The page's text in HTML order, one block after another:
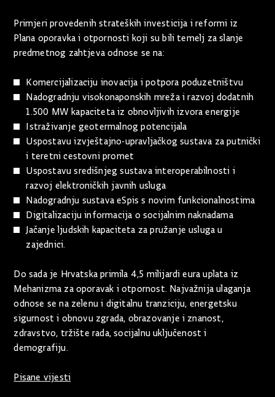
Primjeri provedenih strateških investicija i reformi iz
Plana oporavka i otpornosti koji su bili temelj za slanje
predmetnog zahtjeva odnose se na:
Komercijalizaciju inovacija i potpora poduzetništvu
Nadogradnju visokonaponskih mreža i razvoj dodatnih
1.500 MW kapaciteta iz obnovljivih izvora energije
Istraživanje geotermalnog potencijala
Uspostavu izvještajno-upravljačkog sustava za putnički
i teretni cestovni promet
Uspostavu središnjeg sustava interoperabilnosti i
razvoj elektroničkih javnih usluga
Nadogradnju sustava eSpis s novim funkcionalnostima
Digitalizaciju informacija o socijalnim naknadama
Jačanje ljudskih kapaciteta za pružanje usluga u
zajednici.
Do sada je Hrvatska primila 4,5 milijardi eura uplata iz
Mehanizma za oporavak i otpornost. Najvažnija ulaganja
odnose se na zelenu i digitalnu tranziciju, energetsku
sigurnost i obnovu zgrada, obrazovanje i znanost,
zdravstvo, tržište rada, socijalnu uključenost i
demografiju.
Pisane vijesti